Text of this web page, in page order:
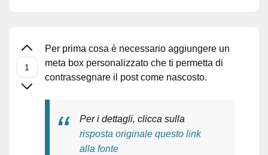
Per prima cosa è necessario aggiungere un
meta box personalizzato che ti permetta di
contrassegnare il post come nascosto.
Per i dettagli, clicca sulla
risposta originale questo link
alla fonte